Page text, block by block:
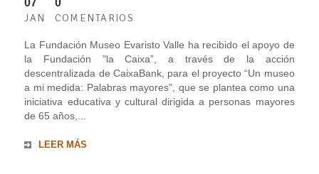
07
JAN
0
COMENTARIOS
La Fundación Museo Evaristo Valle ha recibido el apoyo de
la Fundación ”la Caixa”, a través de la acción
descentralizada de CaixaBank, para el proyecto “Un museo
a mi medida: Palabras mayores”, que se plantea como una
iniciativa educativa y cultural dirigida a personas mayores
de 65 años,...
LEER MÁS